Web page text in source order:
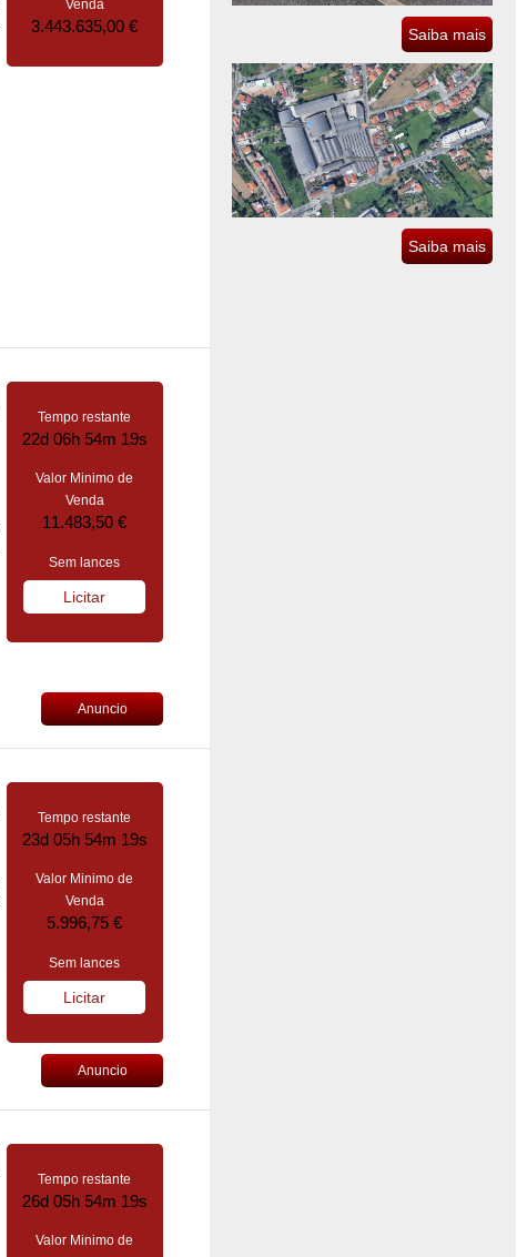
Venda
3.443.635,00 €
Tempo restante
22d 06h 54m 18s
Valor Minimo de
Venda
11.483,50 €
Sem lances
Licitar
Anuncio
Tempo restante
23d 05h 54m 18s
Valor Minimo de
Venda
5.996,75 €
Sem lances
Licitar
Anuncio
Tempo restante
26d 05h 54m 18s
Valor Minimo de
Saiba mais
Saiba mais